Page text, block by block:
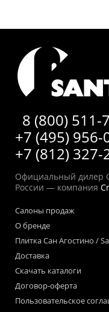
8 (800) 511-
+7 (495) 956-
+7 (812) 327-
Официальный дилер
России — компания
Салоны продаж
О бренде
Плитка Сан Агостино /
Доставка
Скачать каталоги
Договор-оферта
Пользовательское